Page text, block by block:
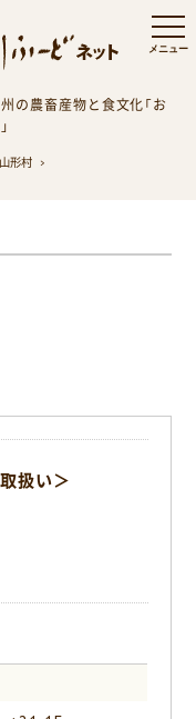
の農畜産物と食文化「お
山形村
扱い＞